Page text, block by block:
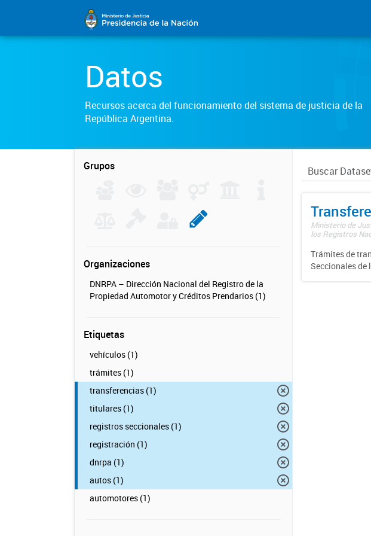
Datos
Recursos acerca del funcionamiento del sistema de justicia de la
República Argentina.
Grupos
Organizaciones
DNRPA – Dirección Nacional del Registro de la
Propiedad Automotor y Créditos Prendarios (1)
Etiquetas
vehículos (1)
trámites (1)
transferencias (1)
titulares (1)
registros seccionales (1)
registración (1)
dnrpa (1)
autos (1)
automotores (1)
Ministerio de
los Registros
Trámites de
Seccionales de